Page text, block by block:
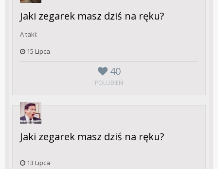
40
POLUBIEŃ
Jaki zegarek masz dziś na ręku?
A taki:
15 Lipca
Jaki zegarek masz dziś na ręku?
13 Lipca